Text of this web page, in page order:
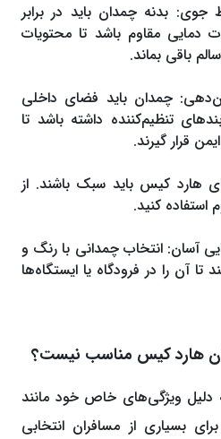
جوی: بدنه چمدان باید در برابر
دمایی مقاوم باشد تا محتویات
باقی بماند.
چمدان باید فضای داخلی
تنظیم‌کننده داشته باشد تا
قرار گیرند.
هارد کیس باید سبک باشند. از
کنید.
آسان: انتخاب چمدانی با رنگ و
آن را در فرودگاه یا ایستگاه‌ها
هارد کیس مناسب نیست؟
ویژگی‌های خاص خود مانند
بسیاری از مسافران انتخابی